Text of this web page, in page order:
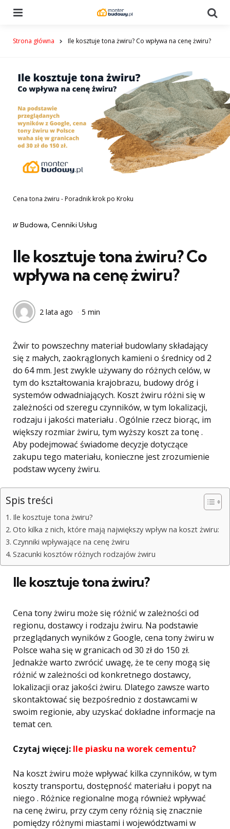
Strona główna Ile kosztuje tona żwiru? Co wpływa na cenę żwiru?
Cena tona żwiru - Poradnik krok po Kroku
Categories
post
w Budowa Cenniki Usług
Ile kosztuje tona żwiru? Co
wpływa na cenę żwiru?
2 lata ago 5 min
Żwir to powszechny materiał budowlany składający
się z małych, zaokrąglonych kamieni o średnicy od 2
do 64 mm. Jest zwykle używany do różnych celów, w
tym do kształtowania krajobrazu, budowy dróg i
systemów odwadniających. Koszt żwiru różni się w
zależności od szeregu czynników, w tym lokalizacji,
rodzaju i jakości materiału . Ogólnie rzecz biorąc, im
większy rozmiar żwiru, tym wyższy koszt za tonę .
Aby podejmować świadome decyzje dotyczące
zakupu tego materiału, konieczne jest zrozumienie
podstaw wyceny żwiru.
Spis treści
Ile kosztuje tona żwiru?
Oto kilka z nich, które mają największy wpływ na koszt żwiru:
Czynniki wpływające na cenę żwiru
Szacunki kosztów różnych rodzajów żwiru
Ile kosztuje tona żwiru?
Cena tony żwiru może się różnić w zależności od
regionu, dostawcy i rodzaju żwiru. Na podstawie
przeglądanych wyników z Google, cena tony żwiru w
Polsce waha się w granicach od 30 zł do 150 zł.
Jednakże warto zwrócić uwagę, że te ceny mogą się
różnić w zależności od konkretnego dostawcy,
lokalizacji oraz jakości żwiru. Dlatego zawsze warto
skontaktować się bezpośrednio z dostawcami w
swoim regionie, aby uzyskać dokładne informacje na
temat cen.
Czytaj więcej: Ile piasku na worek cementu?
Na koszt żwiru może wpływać kilka czynników, w tym
koszty transportu, dostępność materiału i popyt na
niego . Różnice regionalne mogą również wpływać
na cenę żwiru, przy czym ceny różnią się znacznie
pomiędzy różnymi miastami i województwami w